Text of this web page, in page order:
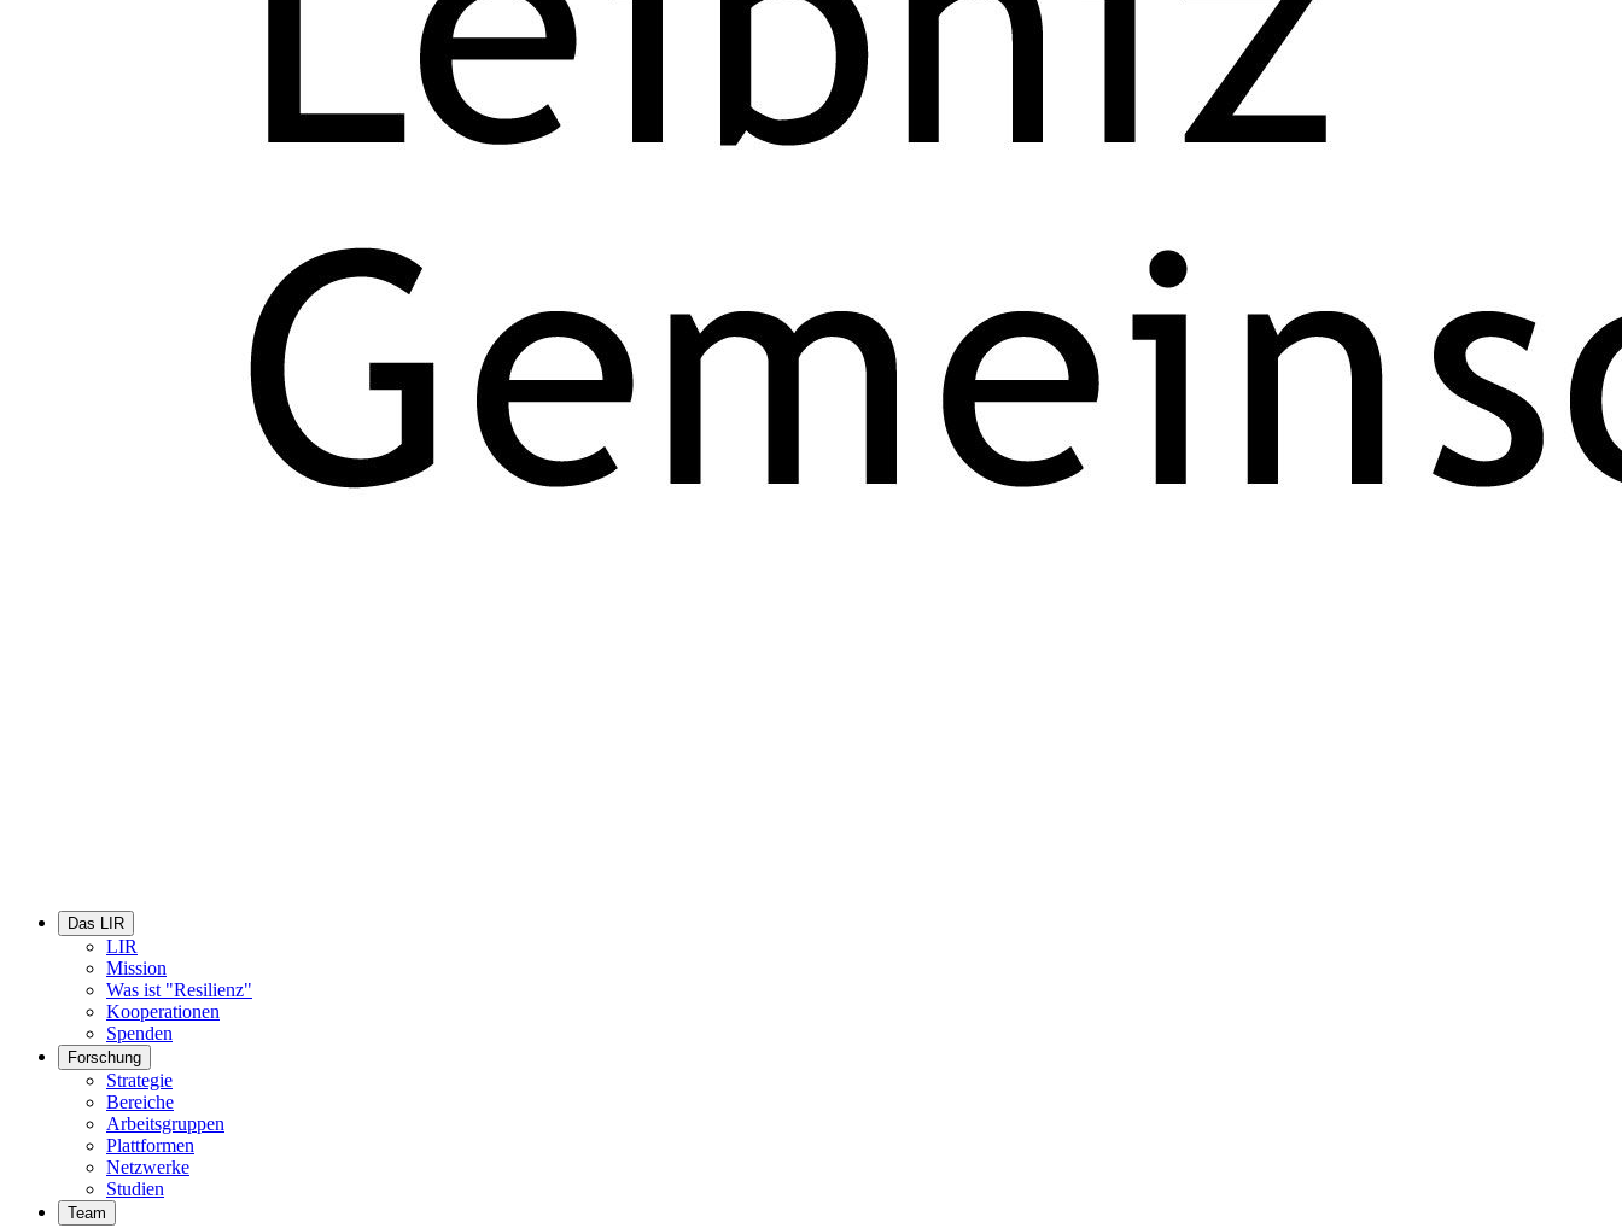
Das LIR
LIR
Mission
Was ist "Resilienz"
Kooperationen
Spenden
Forschung
Strategie
Bereiche
Arbeitsgruppen
Plattformen
Netzwerke
Studien
Team